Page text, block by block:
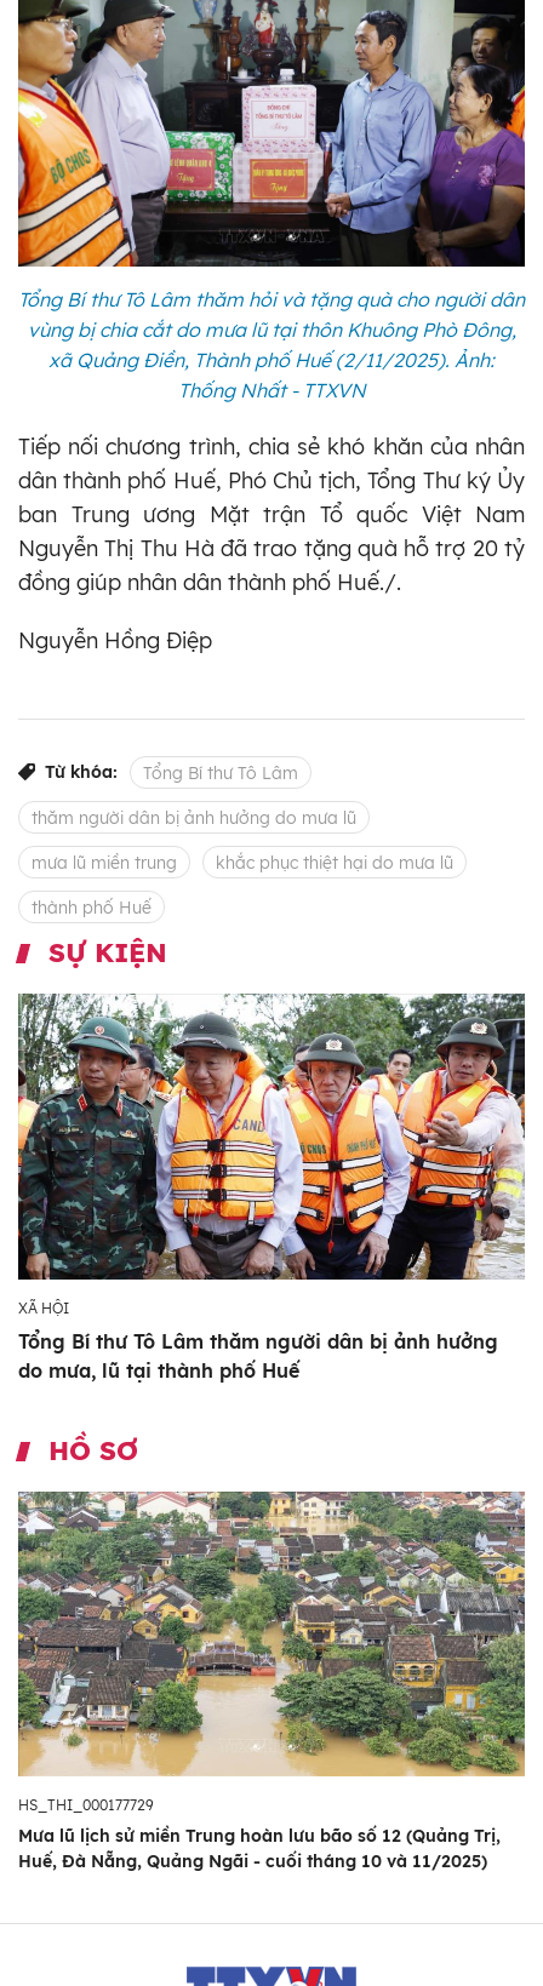
Tổng Bí thư Tô Lâm thăm hỏi và tặng quà cho người dân
vùng bị chia cắt do mưa lũ tại thôn Khuông Phò Đông,
xã Quảng Điền, Thành phố Huế (2/11/2025). Ảnh:
Thống Nhất - TTXVN
Tiếp nối chương trình, chia sẻ khó khăn của nhân
dân thành phố Huế, Phó Chủ tịch, Tổng Thư ký Ủy
ban Trung ương Mặt trận Tổ quốc Việt Nam
Nguyễn Thị Thu Hà đã trao tặng quà hỗ trợ 20 tỷ
đồng giúp nhân dân thành phố Huế./.
Nguyễn Hồng Điệp
Từ khóa: Tổng Bí thư Tô Lâm
thăm người dân bị ảnh hưởng do mưa lũ
mưa lũ miền trung khắc phục thiệt hại do mưa lũ
thành phố Huế
SỰ KIỆN
XÃ HỘI
Tổng Bí thư Tô Lâm thăm người dân bị ảnh hưởng
do mưa, lũ tại thành phố Huế
HỒ SƠ
HS_THI_000177729
Mưa lũ lịch sử miền Trung hoàn lưu bão số 12 (Quảng Trị,
Huế, Đà Nẵng, Quảng Ngãi - cuối tháng 10 và 11/2025)